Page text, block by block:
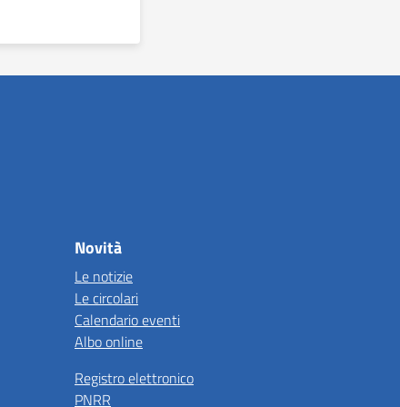
Novità
Le notizie
Le circolari
Calendario eventi
Albo online
Registro elettronico
PNRR